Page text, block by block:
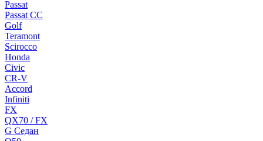
Passat
Passat CC
Golf
Teramont
Scirocco
Honda
Civic
CR-V
Accord
Infiniti
FX
QX70 / FX
G Cедан